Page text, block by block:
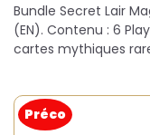
Bundle Secret Lair
(EN). Contenu : 6
cartes mythiques
Préco